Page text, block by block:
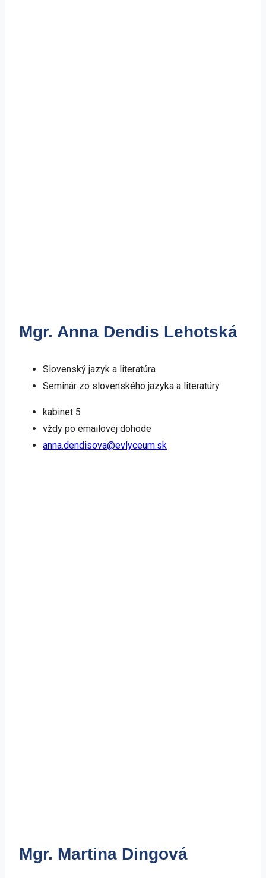
Mgr. Anna Dendis Lehotská
Slovenský jazyk a literatúra
Seminár zo slovenského jazyka a literatúry
kabinet 5
vždy po emailovej dohode
anna.dendisova@evlyceum.sk
Mgr. Martina Dingová